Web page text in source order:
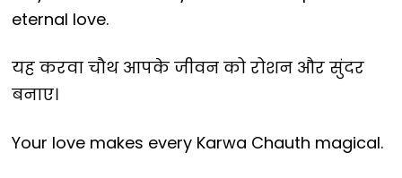
eternal love.
यह करवा चौथ आपके जीवन को रोशन और सुंदर
बनाए।
Your love makes every Karwa Chauth magical.